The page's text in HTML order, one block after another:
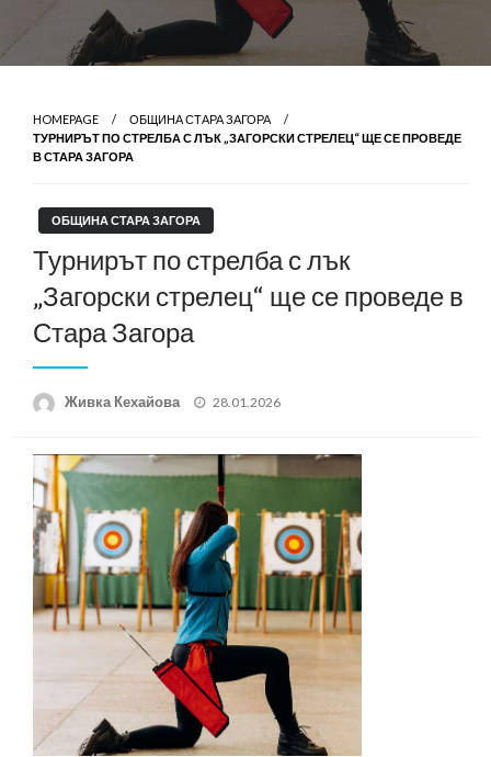
HOMEPAGE
ОБЩИНА СТАРА ЗАГОРА
ТУРНИРЪТ ПО СТРЕЛБА С ЛЪК „ЗАГОРСКИ СТРЕЛЕЦ“ ЩЕ СЕ ПРОВЕДЕ
В СТАРА ЗАГОРА
ОБЩИНА СТАРА ЗАГОРА
Турнирът по стрелба с лък
„Загорски стрелец“ ще се проведе в
Стара Загора
Живка Кехайова
Posted
28.01.2026